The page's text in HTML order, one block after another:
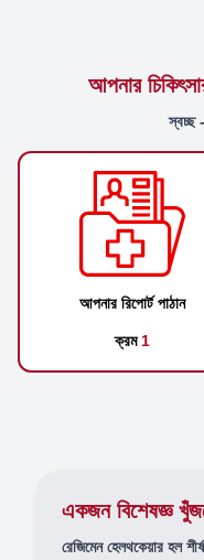
আপনার
স্বচ্ছ
আপনার রিপোর্ট পাঠান
ক্রম 1
একজন বিশেষজ্ঞ
রেজিমেন হেলথকেয়ার হল